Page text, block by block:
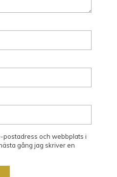
postadress och webbplats i
gång jag skriver en